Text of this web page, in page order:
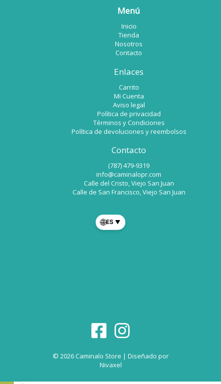
Menú
Inicio
Tienda
Nosotros
Contacto
Enlaces
Carrito
Mi Cuenta
Aviso legal
Política de privacidad
Términos y Condiciones
Política de devoluciones y reembolsos
Contacto
(787) 479-9319
info@caminalopr.com
Calle del Cristo, Viejo San Juan
Calle de San Francisco, Viejo San Juan
🌐ES ▼
© 2026 Caminalo Store | Diseñado por
Nivaxel